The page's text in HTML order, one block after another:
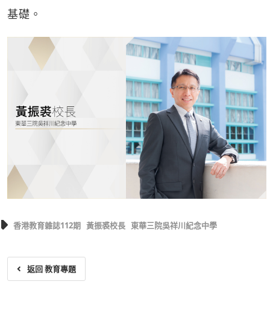
基礎。
香港教育雜誌112期 黃振裘校長 東華三院吳祥川紀念中學
返回 教育專題